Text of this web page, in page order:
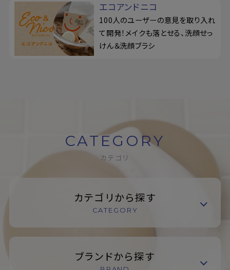
エコアンドニコ
100人のユーザーの意見を取り入れ
て開発！メイクも落とせる、洗顔せっ
けん＆洗顔ブラシ
CATEGORY
カテゴリ
カテゴリから探す
CATEGORY
ブランドから探す